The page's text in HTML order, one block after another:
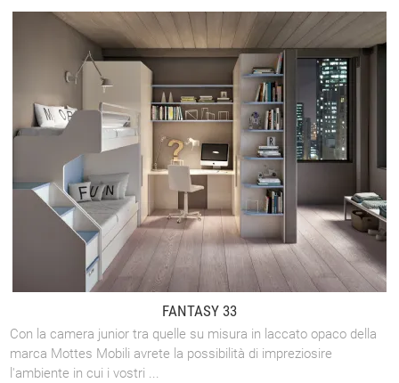
FANTASY 33
Con la camera junior tra quelle su misura in laccato opaco della
marca Mottes Mobili avrete la possibilità di impreziosire
l'ambiente in cui i vostri ...